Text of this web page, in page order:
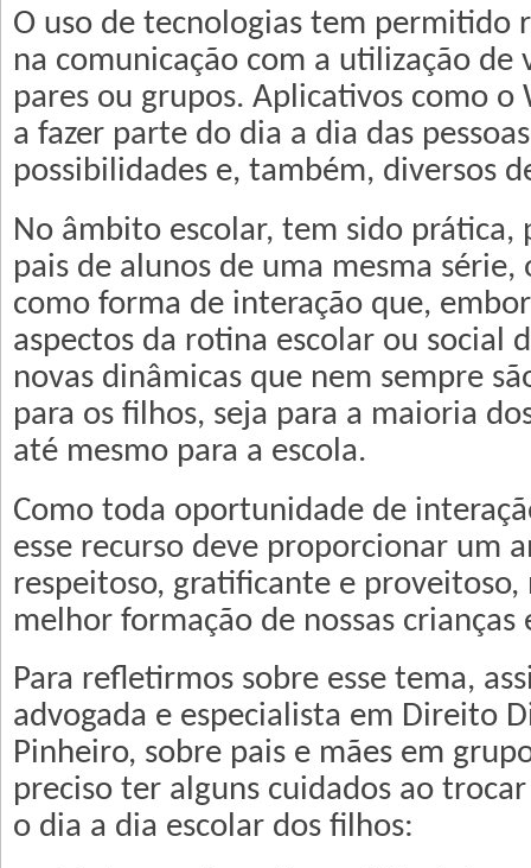
O uso de tecnologias tem permitido
na comunicação com a utilização de
pares ou grupos. Aplicativos como o
a fazer parte do dia a dia das
possibilidades e, também, diversos
No âmbito escolar, tem sido prática,
pais de alunos de uma mesma série,
como forma de interação que,
aspectos da rotina escolar ou social
novas dinâmicas que nem sempre
para os filhos, seja para a maioria
até mesmo para a escola.
Como toda oportunidade de
esse recurso deve proporcionar um
respeitoso, gratificante e proveitoso,
melhor formação de nossas crianças
Para refletirmos sobre esse tema,
advogada e especialista em Direito
Pinheiro, sobre pais e mães em
preciso ter alguns cuidados ao
o dia a dia escolar dos filhos: